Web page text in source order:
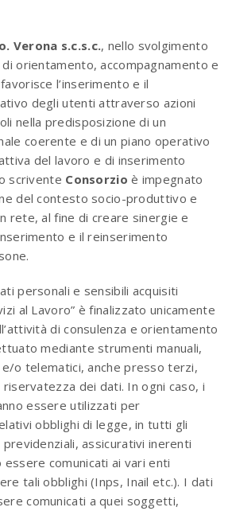
Verona s.c.s.c., nello svolgimento
orientamento, accompagnamento e
l’inserimento e il
degli utenti attraverso azioni
nella predisposizione di un
coerente e di un piano operativo
del lavoro e di inserimento
scrivente Consorzio è impegnato
del contesto socio-produttivo e
rete, al fine di creare sinergie e
e il reinserimento
personali e sensibili acquisiti
al Lavoro” è finalizzato unicamente
di consulenza e orientamento
mediante strumenti manuali,
o telematici, anche presso terzi,
dei dati. In ogni caso, i
essere utilizzati per
obblighi di legge, in tutti gli
assicurativi inerenti
essere comunicati ai vari enti
tali obblighi (Inps, Inail etc.). I dati
comunicati a quei soggetti,